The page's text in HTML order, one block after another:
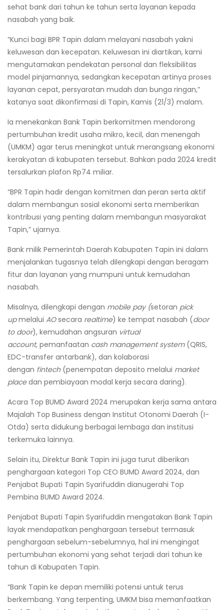
sehat bank dari tahun ke tahun serta layanan kepada
nasabah yang baik.
“Kunci bagi BPR Tapin dalam melayani nasabah yakni
keluwesan dan kecepatan. Keluwesan ini diartikan, kami
mengutamakan pendekatan personal dan fleksibilitas
model pinjamannya, sedangkan kecepatan artinya proses
layanan cepat, persyaratan mudah dan bunga ringan,”
katanya saat dikonfirmasi di Tapin, Kamis (21/3) malam.
Ia menekankan Bank Tapin berkomitmen mendorong
pertumbuhan kredit usaha mikro, kecil, dan menengah
(UMKM) agar terus meningkat untuk merangsang ekonomi
kerakyatan di kabupaten tersebut. Bahkan pada 2024 kredit
tersalurkan plafon Rp74 miliar.
“BPR Tapin hadir dengan komitmen dan peran serta aktif
dalam membangun sosial ekonomi serta memberikan
kontribusi yang penting dalam membangun masyarakat
Tapin,” ujarnya.
Bank milik Pemerintah Daerah Kabupaten Tapin ini dalam
menjalankan tugasnya telah dilengkapi dengan beragam
fitur dan layanan yang mumpuni untuk kemudahan
nasabah.
Misalnya, dilengkapi dengan mobile pay (setoran pick
upmelalui AOsecara realtime) ke tempat nasabah (door
to door), kemudahan angsuran virtual
account, pemanfaatan cash management system(QRIS,
EDC-transfer antarbank), dan kolaborasi
dengan fintech(penempatan deposito melalui market
placedan pembiayaan modal kerja secara daring).
Acara Top BUMD Award 2024 merupakan kerja sama antara
Majalah Top Business dengan Institut Otonomi Daerah (I-
Otda) serta didukung berbagai lembaga dan institusi
terkemuka lainnya.
Selain itu, Direktur Bank Tapin ini juga turut diberikan
penghargaan kategori Top CEO BUMD Award 2024, dan
Penjabat Bupati Tapin Syarifuddin dianugerahi Top
Pembina BUMD Award 2024.
Penjabat Bupati Tapin Syarifuddin mengatakan Bank Tapin
layak mendapatkan penghargaan tersebut termasuk
penghargaan sebelum-sebelumnya, hal ini mengingat
pertumbuhan ekonomi yang sehat terjadi dari tahun ke
tahun di Kabupaten Tapin.
“Bank Tapin ke depan memiliki potensi untuk terus
berkembang. Yang terpenting, UMKM bisa memanfaatkan